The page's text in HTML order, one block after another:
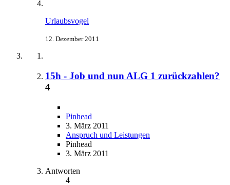
Urlaubsvogel
12. Dezember 2011
15h - Job und nun ALG 1 zurückzahlen?
4
Pinhead
3. März 2011
Anspruch und Leistungen
Pinhead
3. März 2011
Antworten
4